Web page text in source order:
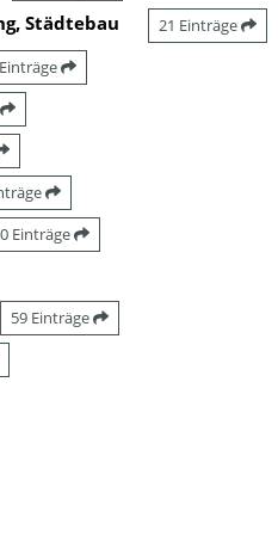
Städtebau 21 Einträge
Einträge
59 Einträge